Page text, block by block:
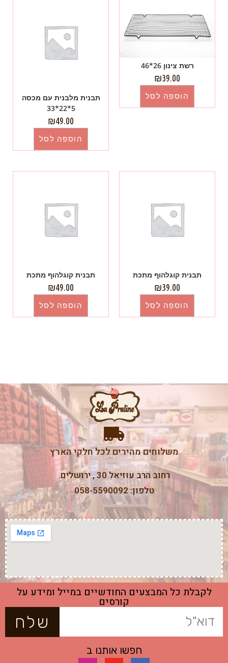
רשת צינון 26*46
₪39.00
הוספה לסל
תבנית מלבנית עם מכסה
5*22*33
₪49.00
הוספה לסל
תבנית קוגלהוף מתכת
₪39.00
הוספה לסל
תבנית קוגלהוף מתכת
₪49.00
הוספה לסל
משלוחים מהירים לכל חלקי הארץ
רחוב הרב עוזיאל 30 , ירושלים.
טלפון: 058-5590092
לקבלת כל המבצעים החודשיים במייל ומידע על
קורסים
שלח
חפשו אותנו ב